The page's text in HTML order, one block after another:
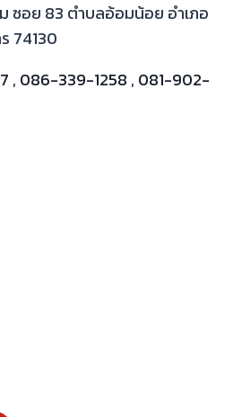
ซอย 83 ตำบลอ้อมน้อย อำเภอ
74130
, 086-339-1258 , 081-902-